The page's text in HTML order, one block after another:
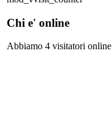
Chi e' online
Abbiamo 4 visitatori online